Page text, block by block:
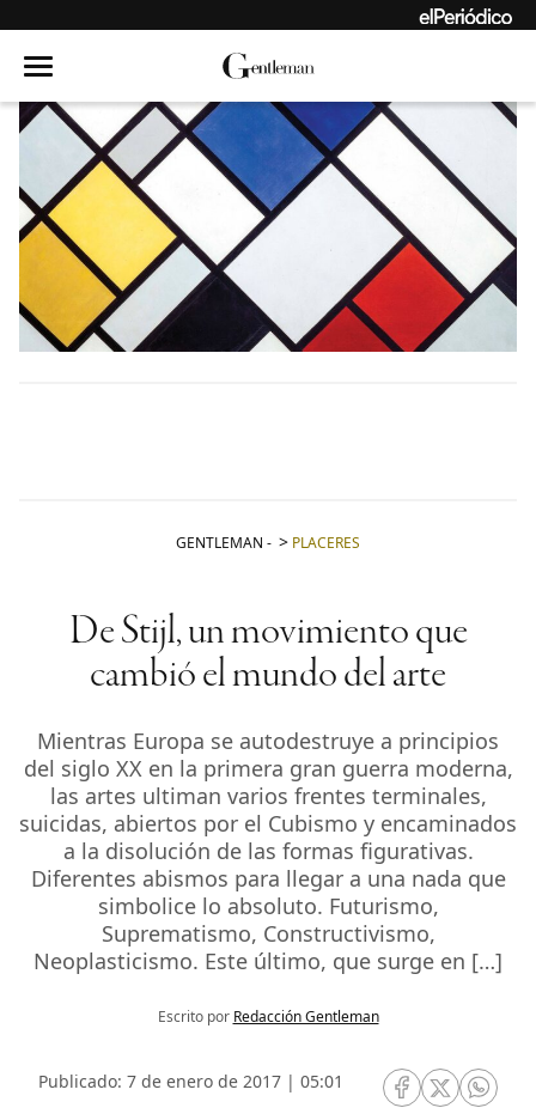
GENTLEMAN - PLACERES
De Stijl, un movimiento que
cambió el mundo del arte
Mientras Europa se autodestruye a principios
del siglo XX en la primera gran guerra moderna,
las artes ultiman varios frentes terminales,
suicidas, abiertos por el Cubismo y encaminados
a la disolución de las formas figurativas.
Diferentes abismos para llegar a una nada que
simbolice lo absoluto. Futurismo,
Suprematismo, Constructivismo,
Neoplasticismo. Este último, que surge en […]
Escrito por Redacción Gentleman
Publicado: 7 de enero de 2017 | 05:01
RRSS Facebook
RRSSRRSS